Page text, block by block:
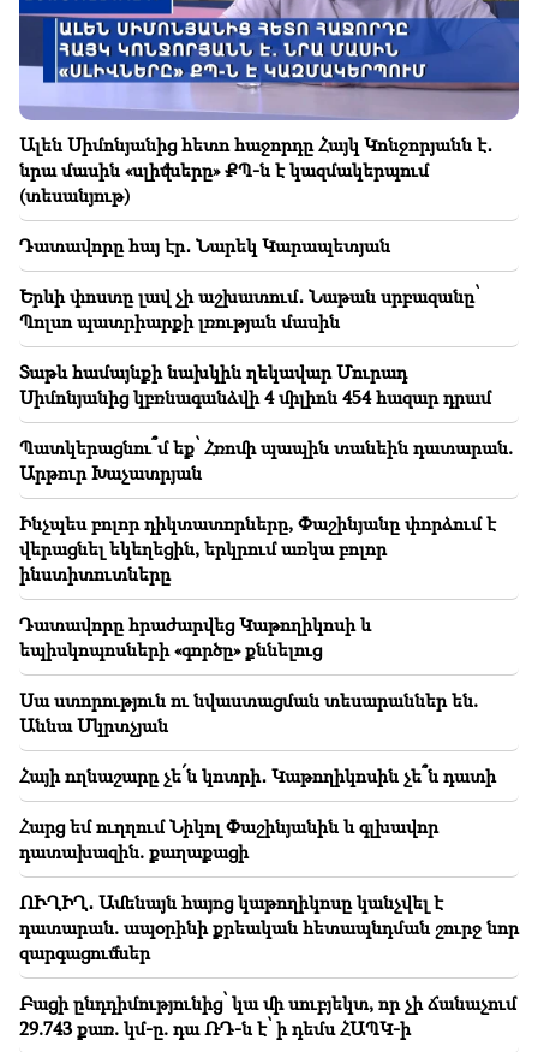
19:01
ԱՄՆ-ում Facebook-ին և Instagram-ին տուգանել են
567 մլն դոլարով
18:51
Մինվոդիում կասեցվել է 16 միլիոն ռուբլու
անօրինական տեղափոխումը Հայաստան
Տաթև համայնքի նախկին ղեկավար Մուրադ
Սիմոնյանից կբռնագանձվի 4 միլիոն 454 հազար
դրամ
18:19
Բելառուսին պակասում է ԽՍՀՄ-ի կառավարման
համակարգը. Լուկաշենկո
18:08
Մեկ ամսում՝ ավելի քան 400 հազար քմ ոչնչացված
պահեստ․ հարյուրավոր ձեռնարկատերեր են տուժել
17:09
Պատկերացնու՞մ եք՝ Հռոմի պապին տանեին
դատարան. Արթուր Խաչատրյան
17:01
Ինչպես բոլոր դիկտատորները, Փաշինյանը
փորձում է վերացնել եկեղեցին, երկրում առկա
բոլոր ինստիտուտները
16:59
Դատավորը հրաժարվեց Կաթողիկոսի և
եպիսկոպոսների «գործը» քննելուց
16:13
Սա ստորություն ու նվաստացման տեսարաններ են.
Աննա Մկրտչյան
16:11
Հայի ողնաշարը չե՛ն կոտրի․ Կաթողիկոսին չե՞ն
դատի
Ալեն Սիմոնյանից հետո հաջորդը Հայկ Կոնջորյանն է․
նրա մասին «սլիվները» ՔՊ-ն է կազմակերպում
(տեսանյութ)
Դատավորը հայ էր․ Նարեկ Կարապետյան
Երևի փոստը լավ չի աշխատում․ Նաթան սրբազանը՝
Պոլսո պատրիարքի լռության մասին
Տաթև համայնքի նախկին ղեկավար Մուրադ
Սիմոնյանից կբռնագանձվի 4 միլիոն 454 հազար դրամ
Պատկերացնու՞մ եք՝ Հռոմի պապին տանեին դատարան.
Արթուր Խաչատրյան
Ինչպես բոլոր դիկտատորները, Փաշինյանը փորձում է
վերացնել եկեղեցին, երկրում առկա բոլոր
ինստիտուտները
Դատավորը հրաժարվեց Կաթողիկոսի և
եպիսկոպոսների «գործը» քննելուց
Սա ստորություն ու նվաստացման տեսարաններ են.
Աննա Մկրտչյան
Հայի ողնաշարը չե՛ն կոտրի․ Կաթողիկոսին չե՞ն դատի
Հարց եմ ուղղում Նիկոլ Փաշինյանին և գլխավոր
դատախազին. քաղաքացի
ՈՒՂԻՂ․ Ամենայն հայոց կաթողիկոսը կանչվել է
դատարան. ապօրինի քրեական հետապնդման շուրջ նոր
զարգացումներ
Բացի ընդդիմությունից՝ կա մի սուբյեկտ, որ չի ճանաչում
29.743 քառ. կմ-ը. դա ՌԴ-ն է՝ ի դեմս ՀԱՊԿ-ի